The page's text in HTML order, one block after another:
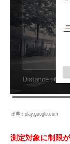
出典： play.google.com
測定対象に制限